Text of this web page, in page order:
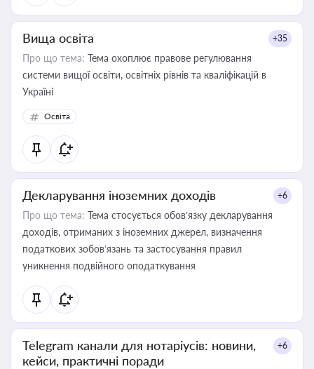
Вища освіта +35
Про що тема: Тема охоплює правове регулювання
системи вищої освіти, освітніх рівнів та кваліфікацій в
Україні
Освіта
Декларування іноземних доходів +6
Про що тема: Тема стосується обов’язку декларування
доходів, отриманих з іноземних джерел, визначення
податкових зобов’язань та застосування правил
уникнення подвійного оподаткування
Telegram канали для нотаріусів: новини,
кейси, практичні поради
+6